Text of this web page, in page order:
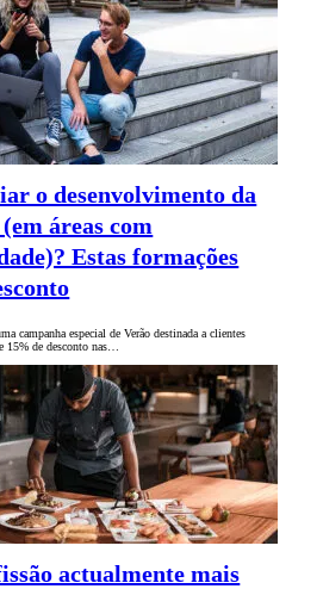
o desenvolvimento da
áreas com
Estas formações
campanha especial de Verão destinada a clientes
15% de desconto nas…
actualmente mais